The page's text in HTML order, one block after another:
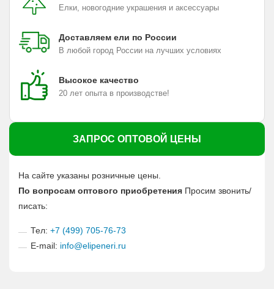
Елки, новогодние украшения и аксессуары
Доставляем ели по России
В любой город России на лучших условиях
Высокое качество
20 лет опыта в производстве!
ЗАПРОС ОПТОВОЙ ЦЕНЫ
На сайте указаны розничные цены.
По вопросам оптового приобретения Просим звонить/
писать:
Тел: +7 (499) 705-76-73
E-mail: info@elipeneri.ru